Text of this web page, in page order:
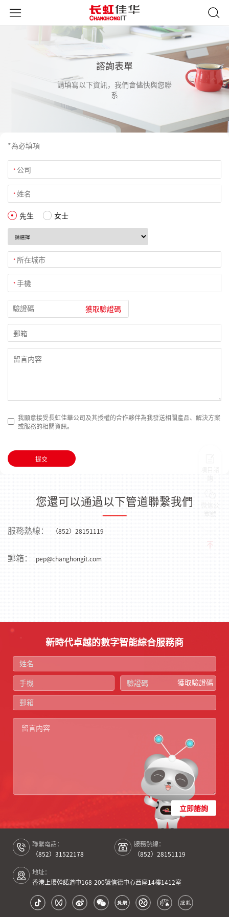
諮詢表單
請填寫以下資訊，我們會儘快與您聯
系
*為必填項
*公司
*姓名
先生 女士
*所在城市
*手機
獲取驗證碼
郵箱
我願意接受長虹佳華公司及其授權的合作夥伴為我發送相關產品、解決方案
或服務的相關資訊。
提交
您還可以通過以下管道聯繫我們
服務熱線： （852）28151119
郵箱： pep@changhongit.com
微信公
眾號
新時代卓越的數字智能綜合服務商
獲取驗證碼
立即諮詢
聯繫電話：
（852）31522178
服務熱線：
（852）28151119
地址：
香港上環幹諾道中168-200號信德中心西座14樓1412室